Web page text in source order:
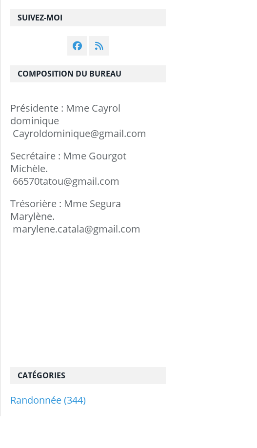
SUIVEZ-MOI
CATÉGORIES
Randonnée(344)
COMPOSITION DU BUREAU
Présidente : Mme Cayrol
dominique
Cayroldominique@gmail.com
Secrétaire : Mme Gourgot
Michèle.
66570tatou@gmail.com
Trésorière : Mme Segura
Marylène.
marylene.catala@gmail.com